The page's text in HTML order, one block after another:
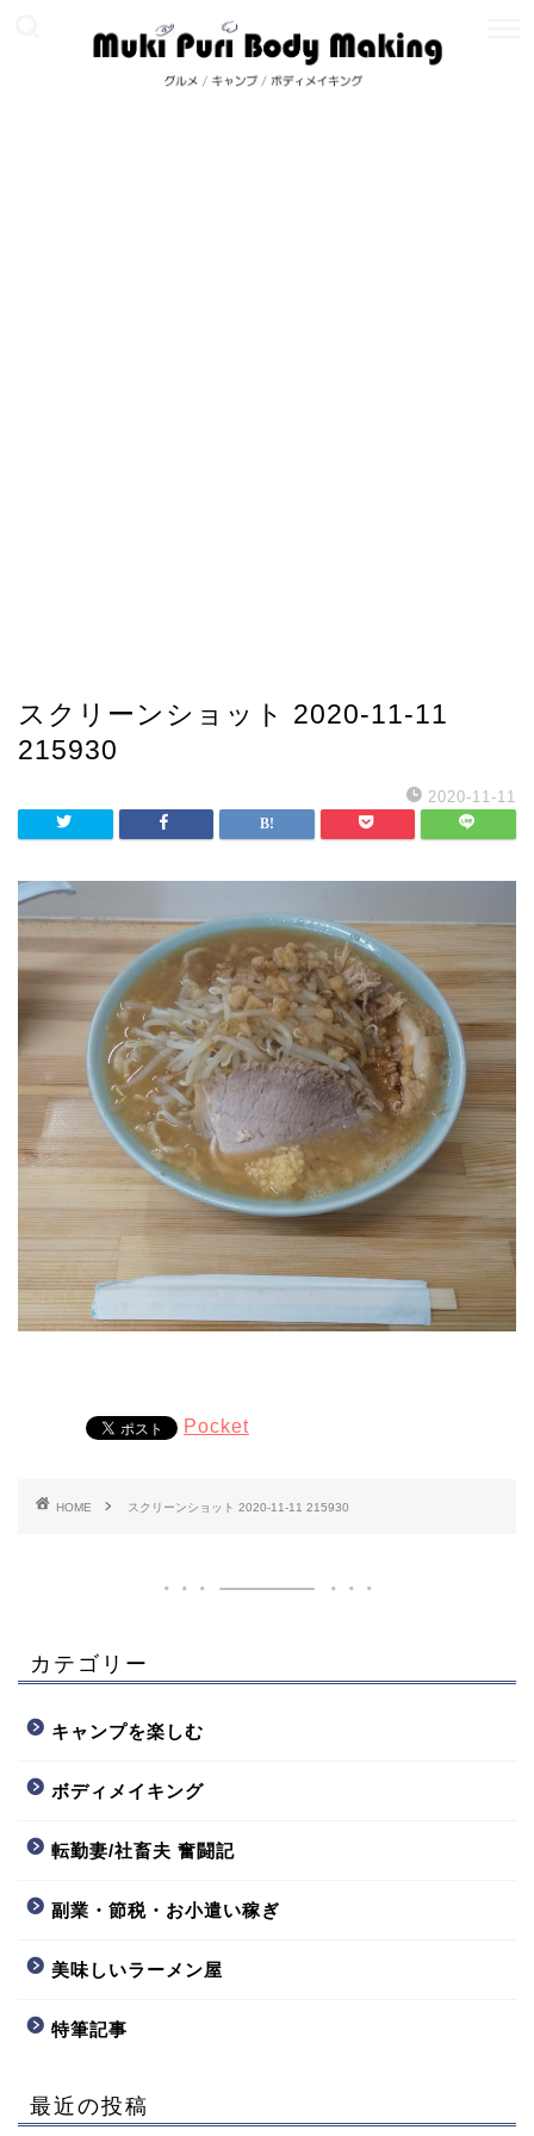
スクリーンショット 2020-11-11
215930
2020-11-11
Pocket
HOME スクリーンショット 2020-11-11 215930
カテゴリー
キャンプを楽しむ
ボディメイキング
転勤妻/社畜夫 奮闘記
副業・節税・お小遣い稼ぎ
美味しいラーメン屋
特筆記事
最近の投稿